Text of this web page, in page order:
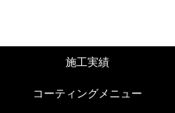
施工実績
コーティングメニュー